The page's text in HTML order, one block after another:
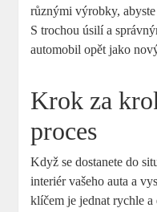
různými výrobky,
S trochou úsilí a
automobil opět jako
Krok za
proces
Když se dostanete do
interiér vašeho auta a
klíčem je jednat rychle